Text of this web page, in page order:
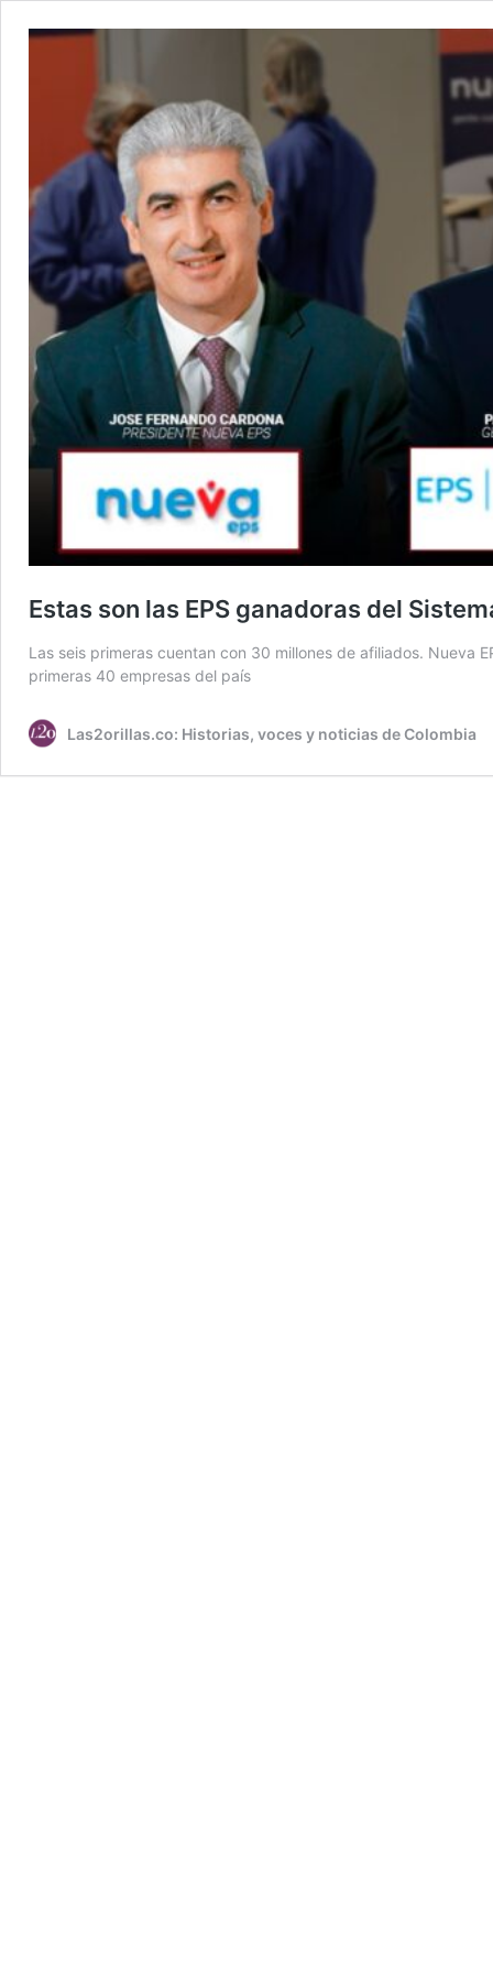
Estas son las EPS ganadoras del
Las seis primeras cuentan con 30 millones de afiliados. Nueva
primeras 40 empresas del país
Las2orillas.co: Historias, voces y noticias de Colombia